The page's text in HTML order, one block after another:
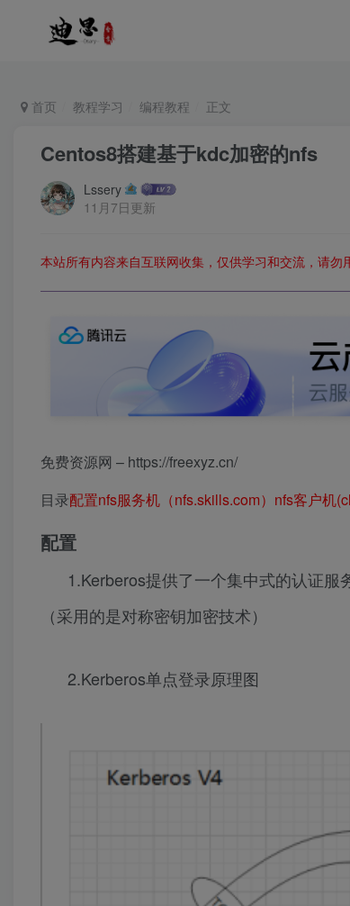
首页 教程学习 编程教程 正文
Centos8搭建基于kdc加密的nfs
Lssery
11月7日更新
本站所有内容来自互联网收集，仅供学习和交流，请
免费资源网 – https://freexyz.cn/
目录配置nfs服务机（nfs.skills.com） nfs客户机
配置
1.Kerberos提供了一个集中式的认证服
（采用的是对称密钥加密技术）
2.Kerberos单点登录原理图